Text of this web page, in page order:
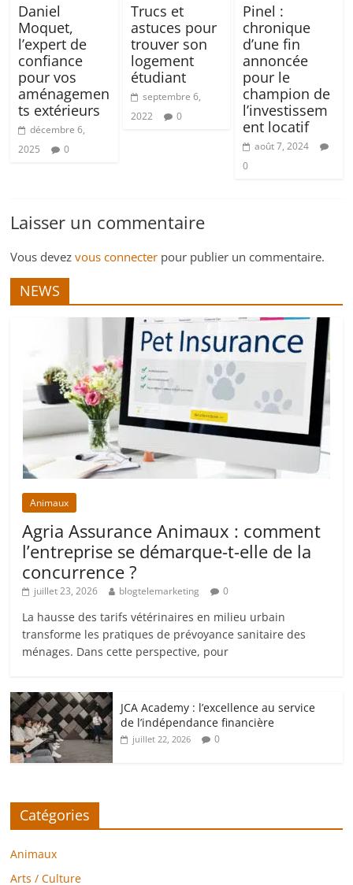
Daniel
Moquet,
l’expert de
confiance
pour vos
aménagemen
ts extérieurs
décembre 6,
2025
0
Trucs et
astuces pour
trouver son
logement
étudiant
septembre 6,
2022
0
Pinel :
chronique
d’une fin
annoncée
pour le
champion de
l’investissem
ent locatif
août 7, 2024
0
Laisser un commentaire
Vous devezvous connecter pour publier un commentaire.
NEWS
Animaux
Agria Assurance Animaux : comment
l’entreprise se démarque-t-elle de la
concurrence ?
juillet 23, 2026 blogtelemarketing 0
La hausse des tarifs vétérinaires en milieu urbain
transforme les pratiques de prévoyance sanitaire des
ménages. Dans cette perspective, pour
JCA Academy : l’excellence au service
de l’indépendance financière
juillet 22, 2026 0
Catégories
Animaux
Arts / Culture